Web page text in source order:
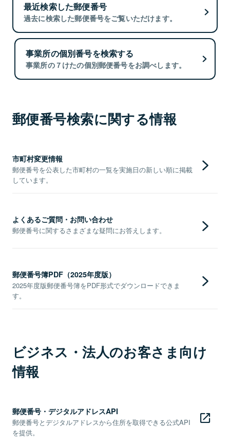
最近検索した郵便番号
過去に検索した郵便番号をご覧いただけます。
事業所の個別番号を検索する
事業所の７けたの個別郵便番号をお調べします。
郵便番号検索に関する情報
市町村変更情報
郵便番号を公表した市町村の一覧を実施日の新しい順に掲載
しています。
よくあるご質問・お問い合わせ
郵便番号に関するさまざまな疑問にお答えします。
郵便番号簿PDF（2025年度版）
2025年度版郵便番号簿をPDF形式でダウンロードできま
す。
ビジネス・法人のお客さま向け
情報
郵便番号・デジタルアドレスAPI
郵便番号とデジタルアドレスから住所を取得できる公式API
を提供。